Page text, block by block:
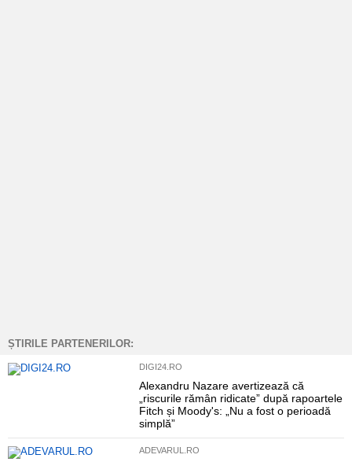
ȘTIRILE PARTENERILOR:
DIGI24.RO
Alexandru Nazare avertizează că
„riscurile rămân ridicate” după rapoartele
Fitch și Moody's: „Nu a fost o perioadă
simplă”
ADEVARUL.RO